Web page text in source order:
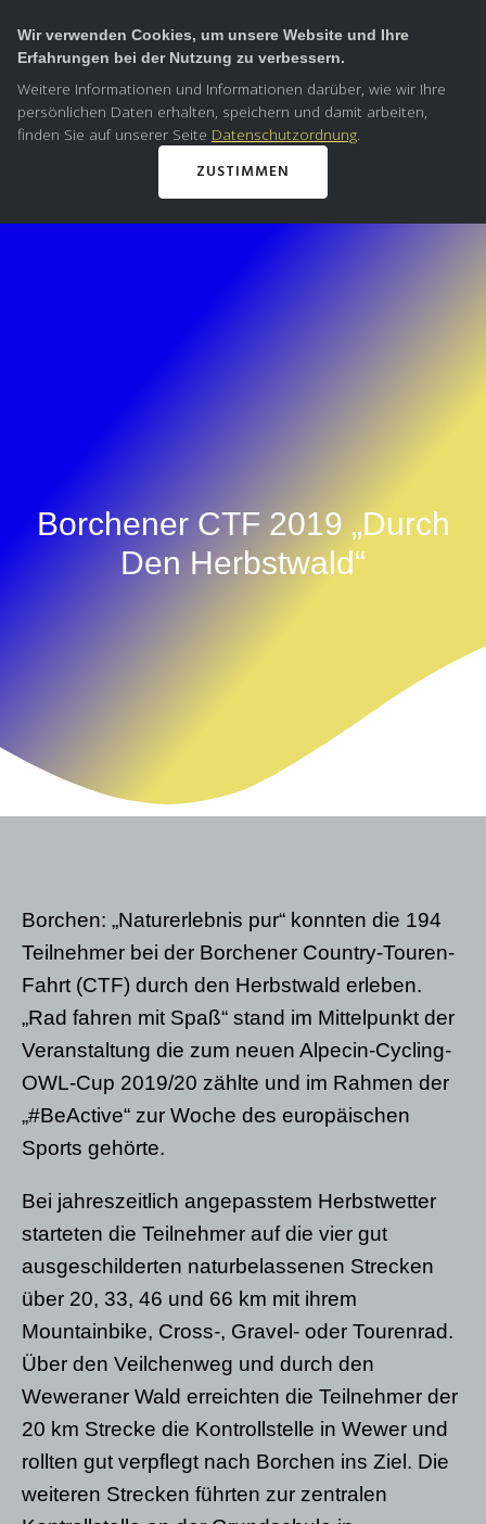
Borchener CTF 2019 „Durch
Den Herbstwald“
Borchen: „Naturerlebnis pur“ konnten die 194
Teilnehmer bei der Borchener Country-Touren-
Fahrt (CTF) durch den Herbstwald erleben.
„Rad fahren mit Spaß“ stand im Mittelpunkt der
Veranstaltung die zum neuen Alpecin-Cycling-
OWL-Cup 2019/20 zählte und im Rahmen der
„#BeActive“ zur Woche des europäischen
Sports gehörte.
Bei jahreszeitlich angepasstem Herbstwetter
starteten die Teilnehmer auf die vier gut
ausgeschilderten naturbelassenen Strecken
über 20, 33, 46 und 66 km mit ihrem
Mountainbike, Cross-, Gravel- oder Tourenrad.
Über den Veilchenweg und durch den
Weweraner Wald erreichten die Teilnehmer der
20 km Strecke die Kontrollstelle in Wewer und
rollten gut verpflegt nach Borchen ins Ziel. Die
weiteren Strecken führten zur zentralen
Wir verwenden Cookies, um unsere Website und Ihre
Erfahrungen bei der Nutzung zu verbessern.
Weitere Informationen und Informationen darüber, wie wir Ihre
persönlichen Daten erhalten, speichern und damit arbeiten,
finden Sie auf unserer Seite Datenschutzordnung.
ZUSTIMMEN